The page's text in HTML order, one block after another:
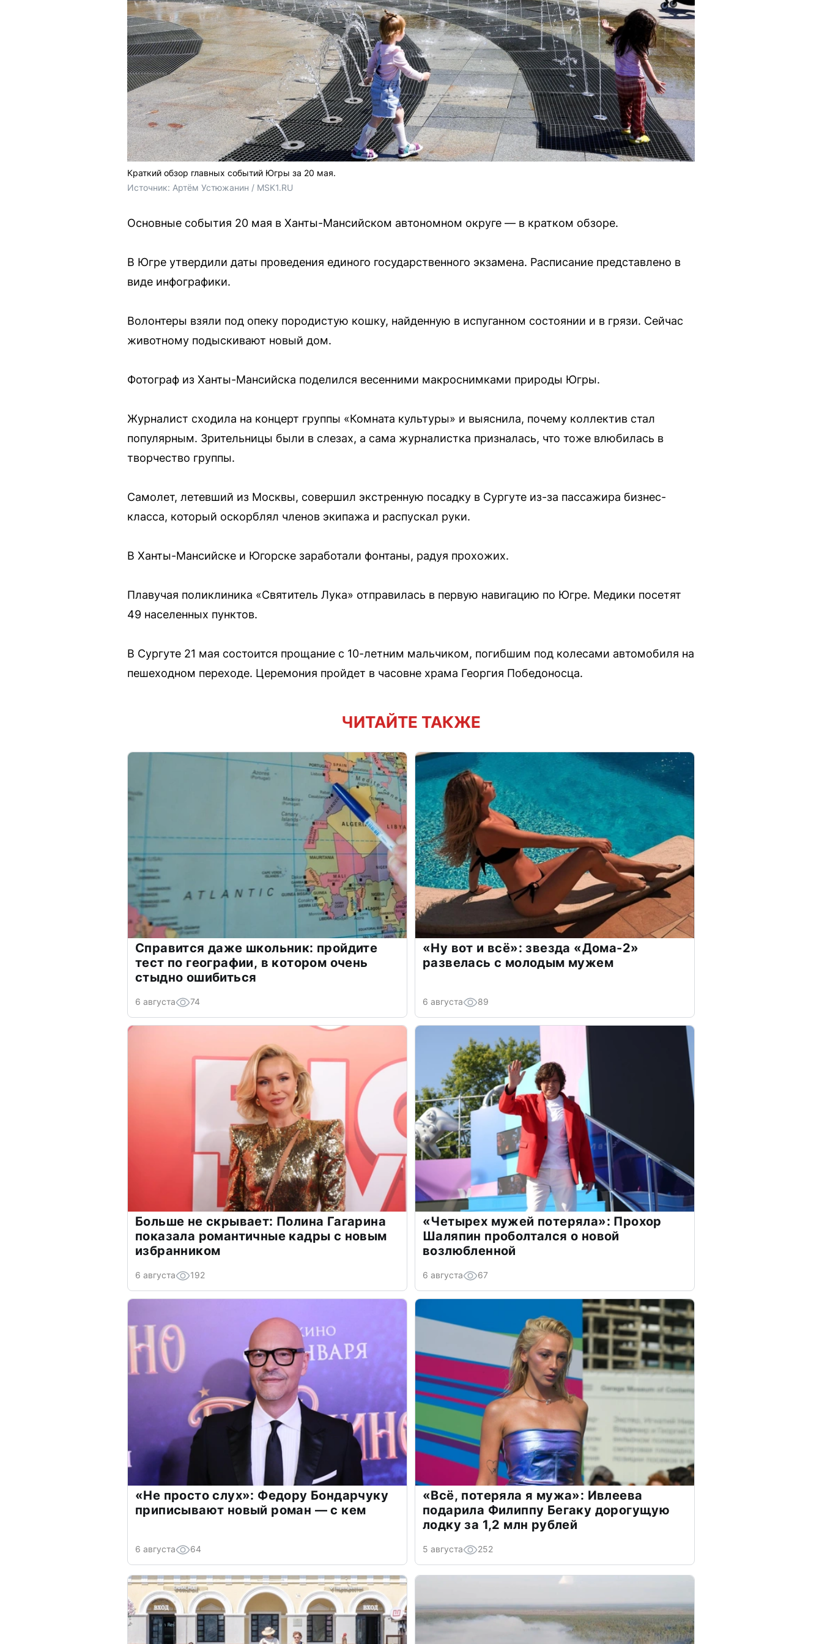
Краткий обзор главных событий Югры за 20 мая.
Источник: Артём Устюжанин / MSK1.RU
Основные события 20 мая в Ханты-Мансийском автономном округе — в кратком обзоре.
В Югре утвердили даты проведения единого государственного экзамена. Расписание представлено в
виде инфографики.
Волонтеры взяли под опеку породистую кошку, найденную в испуганном состоянии и в грязи. Сейчас
животному подыскивают новый дом.
Фотограф из Ханты-Мансийска поделился весенними макроснимками природы Югры.
Журналист сходила на концерт группы «Комната культуры» и выяснила, почему коллектив стал
популярным. Зрительницы были в слезах, а сама журналистка призналась, что тоже влюбилась в
творчество группы.
Самолет, летевший из Москвы, совершил экстренную посадку в Сургуте из-за пассажира бизнес-
класса, который оскорблял членов экипажа и распускал руки.
В Ханты-Мансийске и Югорске заработали фонтаны, радуя прохожих.
Плавучая поликлиника «Святитель Лука» отправилась в первую навигацию по Югре. Медики посетят
49 населенных пунктов.
В Сургуте 21 мая состоится прощание с 10-летним мальчиком, погибшим под колесами автомобиля на
пешеходном переходе. Церемония пройдет в часовне храма Георгия Победоносца.
ЧИТАЙТЕ ТАКЖЕ
Справится даже школьник: пройдите
тест по географии, в котором очень
стыдно ошибиться
6 августа 74
«Ну вот и всё»: звезда «Дома-2»
развелась с молодым мужем
6 августа 89
Больше не скрывает: Полина Гагарина
показала романтичные кадры с новым
избранником
6 августа 192
«Четырех мужей потеряла»: Прохор
Шаляпин проболтался о новой
возлюбленной
6 августа 67
«Не просто слух»: Федору Бондарчуку
приписывают новый роман — с кем
6 августа 64
«Всё, потеряла я мужа»: Ивлеева
подарила Филиппу Бегаку дорогущую
лодку за 1,2 млн рублей
5 августа 252